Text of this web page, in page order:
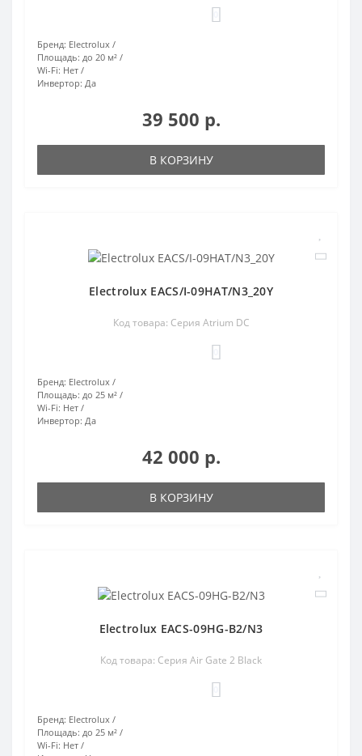
Бренд: Electrolux
Площадь: до 20 м²
Wi-Fi: Нет
Инвертор: Да
39 500 р.
В КОРЗИНУ
Electrolux EACS/I-09HAT/N3_20Y
Код товара: Серия Atrium DC
Бренд: Electrolux
Площадь: до 25 м²
Wi-Fi: Нет
Инвертор: Да
42 000 р.
В КОРЗИНУ
Electrolux EACS-09HG-B2/N3
Код товара: Серия Air Gate 2 Black
Бренд: Electrolux
Площадь: до 25 м²
Wi-Fi: Нет